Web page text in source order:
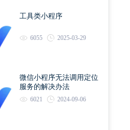
工具类小程序
6055 2025-03-29
微信小程序无法调用定位
服务的解决办法
6021 2024-09-06